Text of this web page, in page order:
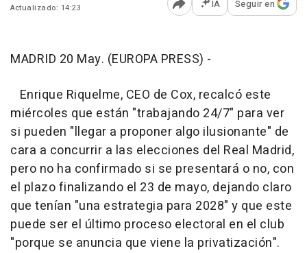
Actualizado: 14:23
Abrir opciones para
IA Seguir en
MADRID 20 May. (EUROPA PRESS) -
Enrique Riquelme, CEO de Cox, recalcó este
miércoles que están "trabajando 24/7" para ver
si pueden "llegar a proponer algo ilusionante" de
cara a concurrir a las elecciones del Real Madrid,
pero no ha confirmado si se presentará o no, con
el plazo finalizando el 23 de mayo, dejando claro
que tenían "una estrategia para 2028" y que este
puede ser el último proceso electoral en el club
"porque se anuncia que viene la privatización".